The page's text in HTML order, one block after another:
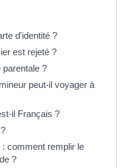
d'identité ?
est rejeté ?
?
peut-il voyager à
il Français ?
comment remplir le
?